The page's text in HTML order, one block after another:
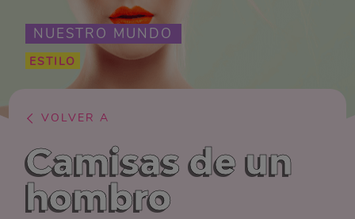
NUESTRO MUNDO
ESTILO
VOLVER A
Camisas de un
hombro